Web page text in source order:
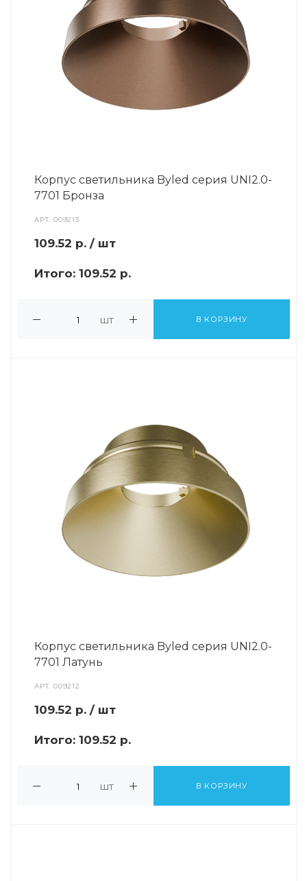
Корпус светильника Byled серия UNI2.0-
7701 Бронза
АРТ.009213
109.52 р. / шт
Итого: 109.52 р.
шт В КОРЗИНУ
Корпус светильника Byled серия UNI2.0-
7701 Латунь
АРТ.009212
109.52 р. / шт
Итого: 109.52 р.
шт В КОРЗИНУ